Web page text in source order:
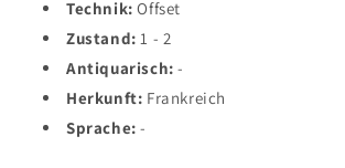
Technik: Offset
Zustand: 1 - 2
Antiquarisch: -
Herkunft: Frankreich
Sprache: -